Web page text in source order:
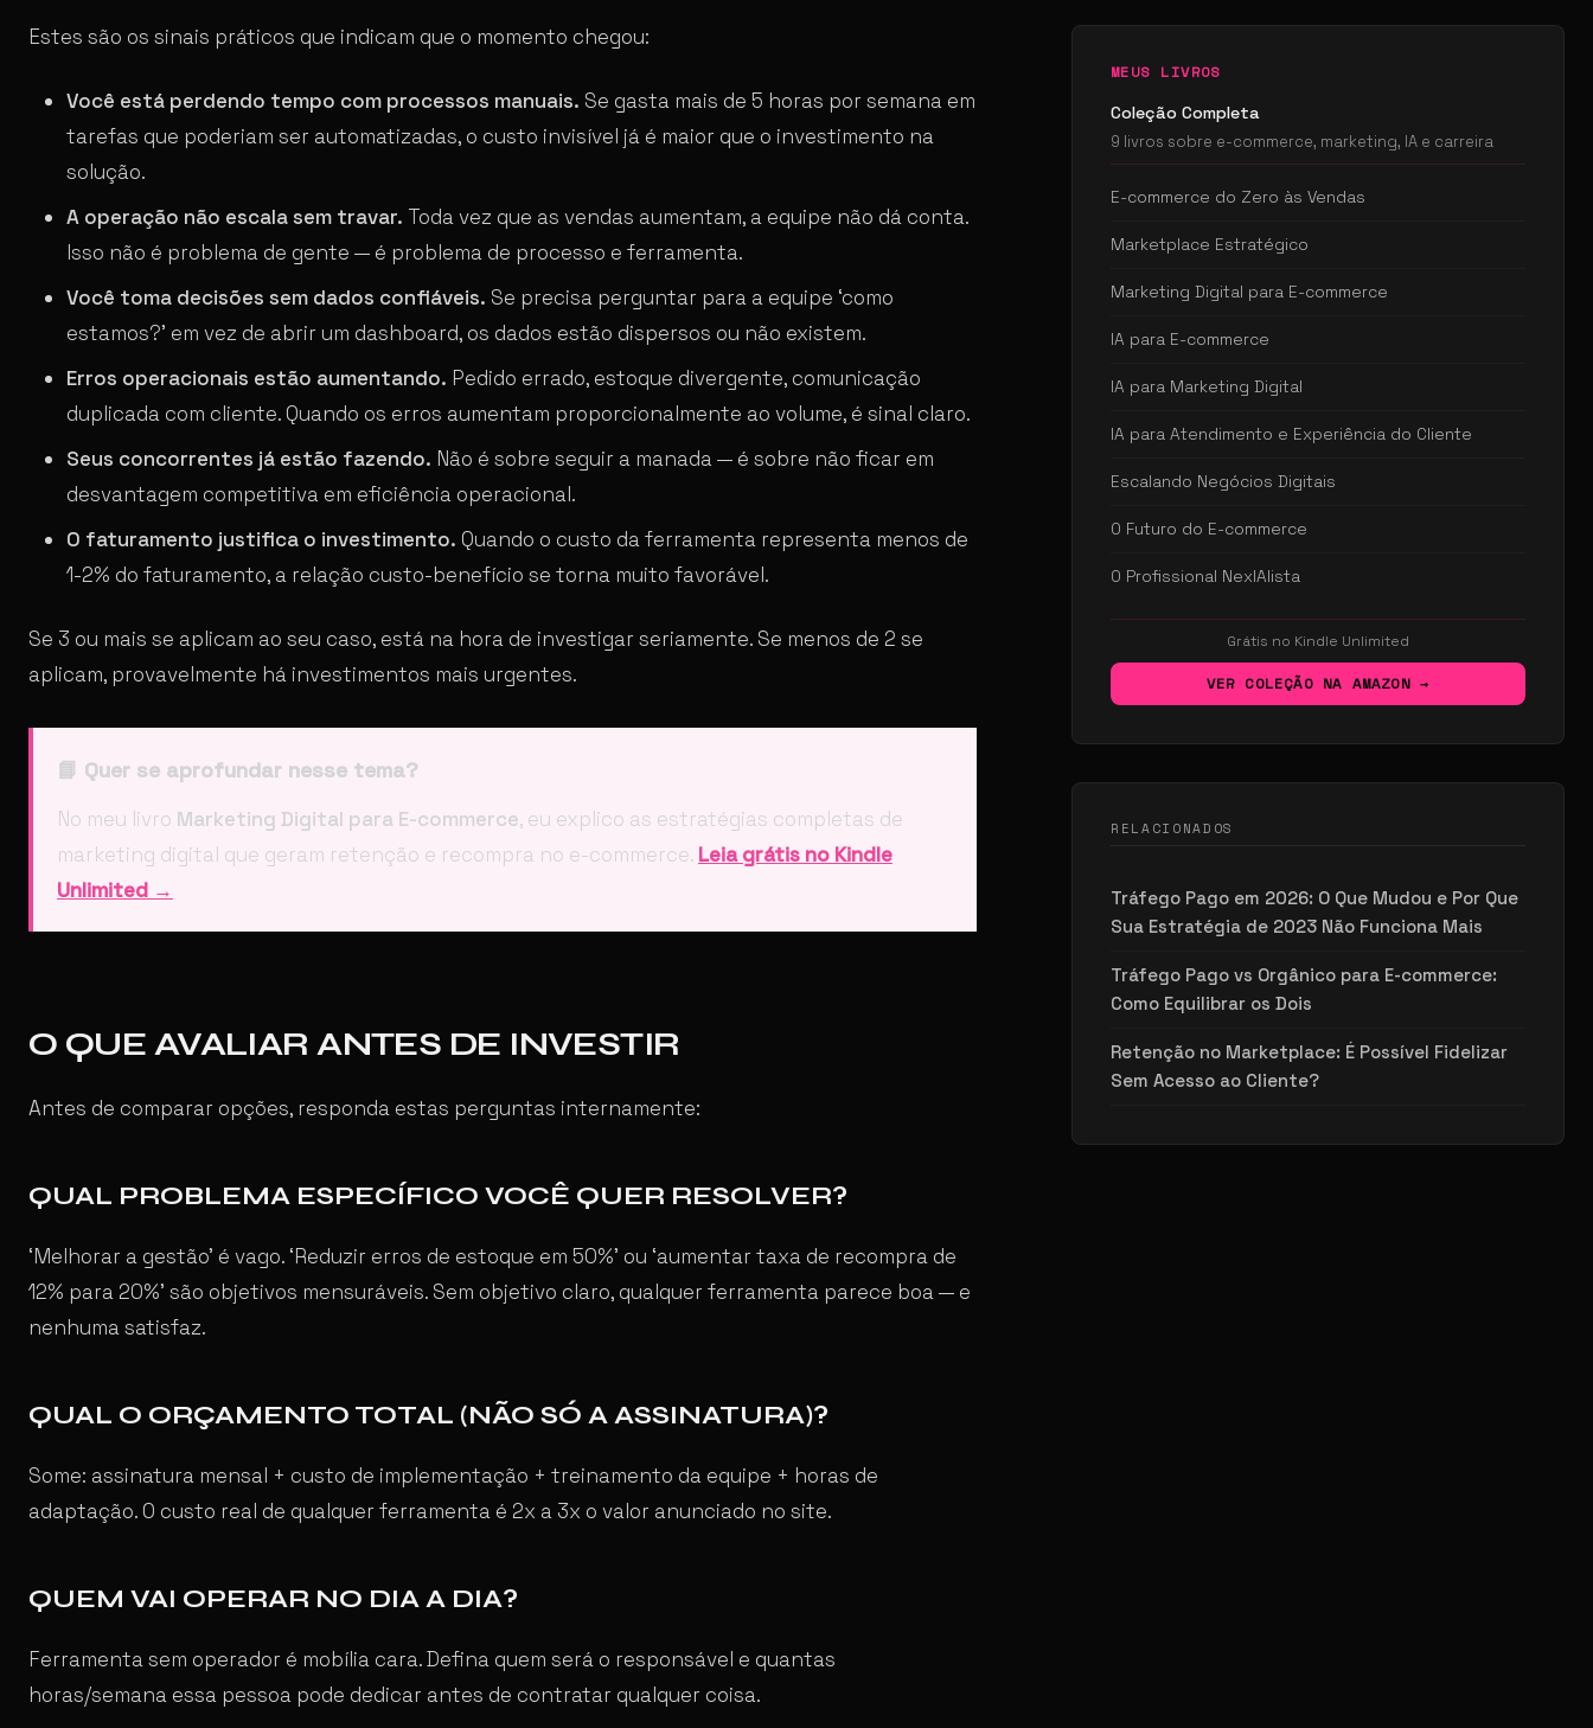
Estes são os sinais práticos que indicam que o momento chegou:
Você está perdendo tempo com processos manuais. Se gasta mais de 5 horas por semana em
tarefas que poderiam ser automatizadas, o custo invisível já é maior que o investimento na
solução.
A operação não escala sem travar. Toda vez que as vendas aumentam, a equipe não dá conta.
Isso não é problema de gente — é problema de processo e ferramenta.
Você toma decisões sem dados confiáveis. Se precisa perguntar para a equipe ‘como
estamos?’ em vez de abrir um dashboard, os dados estão dispersos ou não existem.
Erros operacionais estão aumentando. Pedido errado, estoque divergente, comunicação
duplicada com cliente. Quando os erros aumentam proporcionalmente ao volume, é sinal claro.
Seus concorrentes já estão fazendo. Não é sobre seguir a manada — é sobre não ficar em
desvantagem competitiva em eficiência operacional.
O faturamento justifica o investimento. Quando o custo da ferramenta representa menos de
1-2% do faturamento, a relação custo-benefício se torna muito favorável.
Se 3 ou mais se aplicam ao seu caso, está na hora de investigar seriamente. Se menos de 2 se
aplicam, provavelmente há investimentos mais urgentes.
📘 Quer se aprofundar nesse tema?
No meu livro Marketing Digital para E-commerce, eu explico as estratégias completas de
marketing digital que geram retenção e recompra no e-commerce. Leia grátis no Kindle
Unlimited →
O QUE AVALIAR ANTES DE INVESTIR
Antes de comparar opções, responda estas perguntas internamente:
QUAL PROBLEMA ESPECÍFICO VOCÊ QUER RESOLVER?
‘Melhorar a gestão’ é vago. ‘Reduzir erros de estoque em 50%’ ou ‘aumentar taxa de recompra de
12% para 20%’ são objetivos mensuráveis. Sem objetivo claro, qualquer ferramenta parece boa — e
nenhuma satisfaz.
QUAL O ORÇAMENTO TOTAL (NÃO SÓ A ASSINATURA)?
Some: assinatura mensal + custo de implementação + treinamento da equipe + horas de
adaptação. O custo real de qualquer ferramenta é 2x a 3x o valor anunciado no site.
QUEM VAI OPERAR NO DIA A DIA?
Ferramenta sem operador é mobília cara. Defina quem será o responsável e quantas
horas/semana essa pessoa pode dedicar antes de contratar qualquer coisa.
MEUS LIVROS
Coleção Completa
9 livros sobre e-commerce, marketing, IA e carreira
E-commerce do Zero às Vendas
Marketplace Estratégico
Marketing Digital para E-commerce
IA para E-commerce
IA para Marketing Digital
IA para Atendimento e Experiência do Cliente
Escalando Negócios Digitais
O Futuro do E-commerce
O Profissional NexIAlista
Grátis no Kindle Unlimited
VER COLEÇÃO NA AMAZON →
RELACIONADOS
Tráfego Pago em 2026: O Que Mudou e Por Que
Sua Estratégia de 2023 Não Funciona Mais
Tráfego Pago vs Orgânico para E-commerce:
Como Equilibrar os Dois
Retenção no Marketplace: É Possível Fidelizar
Sem Acesso ao Cliente?